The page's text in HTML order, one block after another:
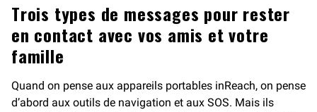
Trois types de messages pour rester
en contact avec vos amis et votre
famille
Quand on pense aux appareils portables inReach, on pense
d’abord aux outils de navigation et aux SOS. Mais ils